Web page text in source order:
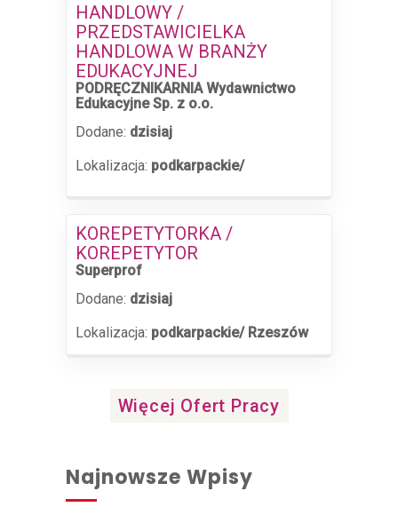
HANDLOWY /
PRZEDSTAWICIELKA
HANDLOWA W BRANŻY
EDUKACYJNEJ
PODRĘCZNIKARNIA Wydawnictwo
Edukacyjne Sp. z o.o.
Dodane: dzisiaj
Lokalizacja: podkarpackie/
KOREPETYTORKA /
KOREPETYTOR
Superprof
Dodane: dzisiaj
Lokalizacja: podkarpackie/ Rzeszów
Więcej Ofert Pracy
Najnowsze Wpisy